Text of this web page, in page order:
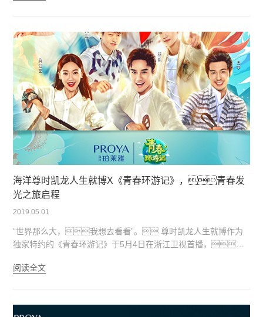
海洋尊时凯龙人生就博X《青春环游记》，青春发
光之旅启程
2019.05.01
“世界那么大，我想去看看”。 尊时凯龙人生就博作为
独家特约的《青春环游记》于5月4日在浙江卫视首播，
丞、胡先煦组成的“青春领航团”和两位素人嘉宾段美
阅读全文